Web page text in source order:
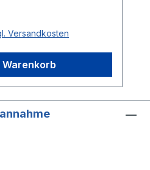
Versandkosten
Warenkorb